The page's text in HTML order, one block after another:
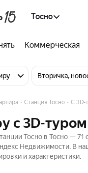
Тосно
Коммерческая
Вторичка,
Станция Тосно C 3D-
c 3D-
Тосно в Тосно —
Недвижимости. В
и характеристики.